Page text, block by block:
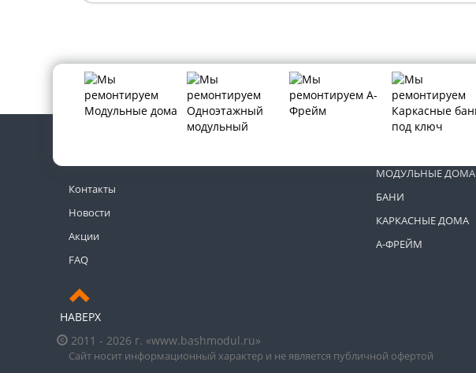
Контакты
Новости
Акции
FAQ
НАВЕРХ
2011 - 2026 г. «www.bashmodul.ru»
МОДУЛЬНЫЕ ДОМА
БАНИ
КАРКАСНЫЕ ДОМА
А-ФРЕЙМ
Сайт носит информационный характер и не является публичной офертой